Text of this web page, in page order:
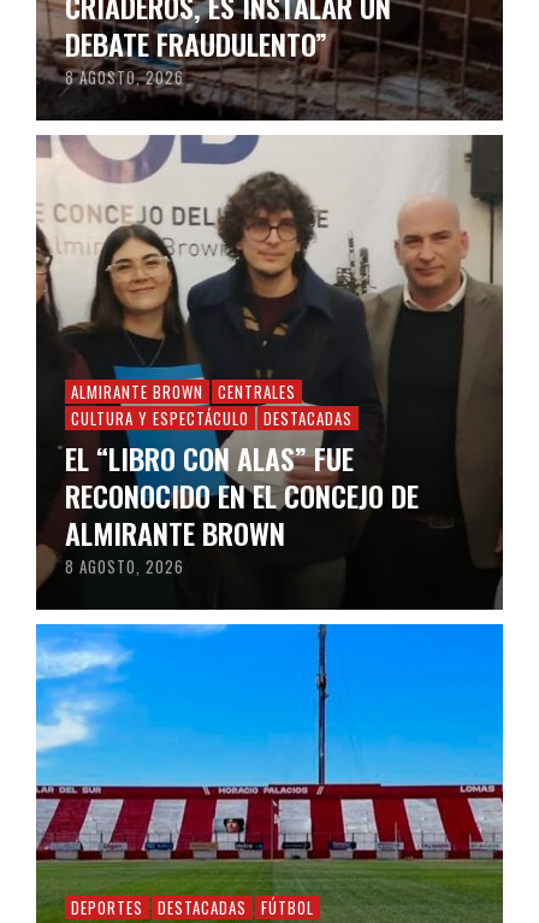
DEBATE FRAUDULENTO”
8 AGOSTO, 2026
ALMIRANTE BROWN
CENTRALES
CULTURA Y ESPECTÁCULO
DESTACADAS
EL “LIBRO CON ALAS” FUE
RECONOCIDO EN EL CONCEJO DE
ALMIRANTE BROWN
8 AGOSTO, 2026
DEPORTES DESTACADAS FÚTBOL